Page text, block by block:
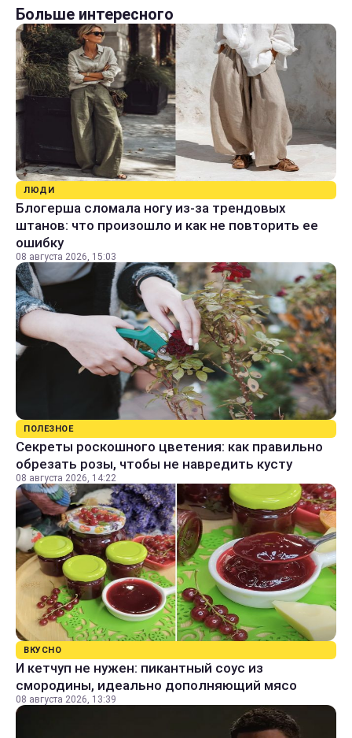
Больше интересного
ЛЮДИ
Блогерша сломала ногу из-за трендовых
штанов: что произошло и как не повторить ее
ошибку
08 августа 2026, 15:03
ПОЛЕЗНОЕ
Секреты роскошного цветения: как правильно
обрезать розы, чтобы не навредить кусту
08 августа 2026, 14:22
ВКУСНО
И кетчуп не нужен: пикантный соус из
смородины, идеально дополняющий мясо
08 августа 2026, 13:39